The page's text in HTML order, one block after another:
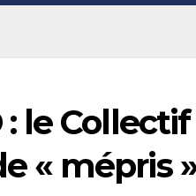
: le
« mépris